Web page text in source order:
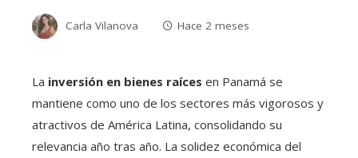
Carla Vilanova Hace 2 meses
La inversión en bienes raíces en Panamá se
mantiene como uno de los sectores más vigorosos y
atractivos de América Latina, consolidando su
relevancia año tras año. La solidez económica del